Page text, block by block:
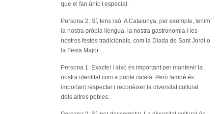
que el fan únic i especial.
Persona 2: Sí, tens raó. A Catalunya, per exemple, tenim
la nostra pròpia llengua, la nostra gastronomia i les
nostres festes tradicionals, com la Diada de Sant Jordi o
la Festa Major.
Persona 1: Exacte! I això és important per mantenir la
nostra identitat com a poble català. Però també és
important respectar i reconèixer la diversitat cultural
dels altres pobles.